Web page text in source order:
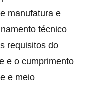
manufatura e
técnico
requisitos do
e o cumprimento
e meio